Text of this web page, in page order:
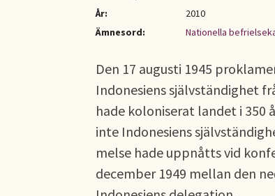
År:
2010
Ämnesord:
Nationella
Den 17 augusti 1945
Indonesiens självständighet
hade koloniserat landet i 350
inte Indonesiens
melse hade uppnåtts vid
december 1949 mellan den